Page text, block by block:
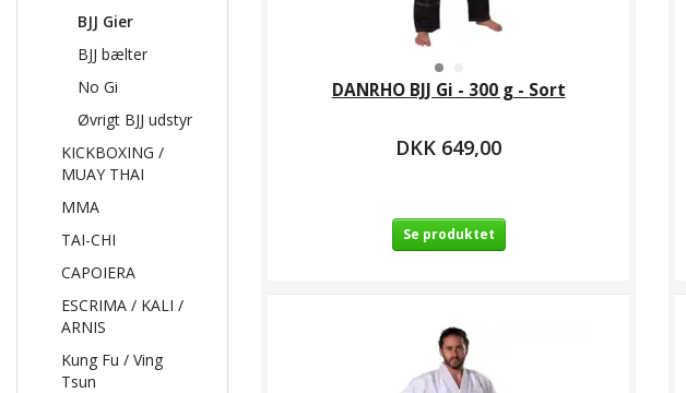
BJJ Gier
BJJ bælter
No Gi
Øvrigt BJJ udstyr
KICKBOXING /
MUAY THAI
MMA
TAI-CHI
CAPOIERA
ESCRIMA / KALI /
ARNIS
Kung Fu / Ving
Tsun
DANRHO BJJ Gi - 300 g - Sort
DKK 649,00
Se produktet